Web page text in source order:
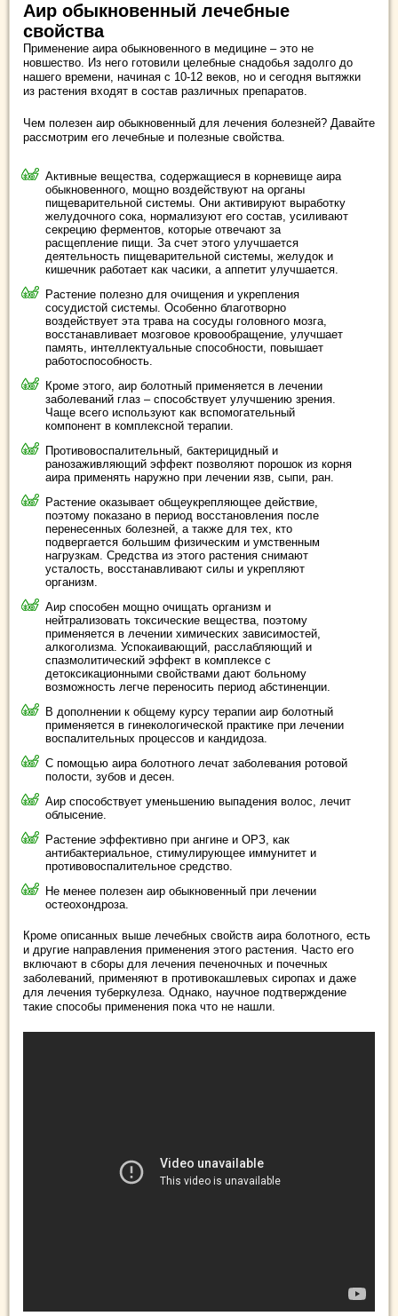
Аир обыкновенный лечебные
свойства
Применение аира обыкновенного в медицине – это не
новшество. Из него готовили целебные снадобья задолго до
нашего времени, начиная с 10-12 веков, но и сегодня вытяжки
из растения входят в состав различных препаратов.
Чем полезен аир обыкновенный для лечения болезней? Давайте
рассмотрим его лечебные и полезные свойства.
Активные вещества, содержащиеся в корневище аира
обыкновенного, мощно воздействуют на органы
пищеварительной системы. Они активируют выработку
желудочного сока, нормализуют его состав, усиливают
секрецию ферментов, которые отвечают за
расщепление пищи. За счет этого улучшается
деятельность пищеварительной системы, желудок и
кишечник работает как часики, а аппетит улучшается.
Растение полезно для очищения и укрепления
сосудистой системы. Особенно благотворно
воздействует эта трава на сосуды головного мозга,
восстанавливает мозговое кровообращение, улучшает
память, интеллектуальные способности, повышает
работоспособность.
Кроме этого, аир болотный применяется в лечении
заболеваний глаз – способствует улучшению зрения.
Чаще всего используют как вспомогательный
компонент в комплексной терапии.
Противовоспалительный, бактерицидный и
ранозаживляющий эффект позволяют порошок из корня
аира применять наружно при лечении язв, сыпи, ран.
Растение оказывает общеукрепляющее действие,
поэтому показано в период восстановления после
перенесенных болезней, а также для тех, кто
подвергается большим физическим и умственным
нагрузкам. Средства из этого растения снимают
усталость, восстанавливают силы и укрепляют
организм.
Аир способен мощно очищать организм и
нейтрализовать токсические вещества, поэтому
применяется в лечении химических зависимостей,
алкоголизма. Успокаивающий, расслабляющий и
спазмолитический эффект в комплексе с
детоксикационными свойствами дают больному
возможность легче переносить период абстиненции.
В дополнении к общему курсу терапии аир болотный
применяется в гинекологической практике при лечении
воспалительных процессов и кандидоза.
С помощью аира болотного лечат заболевания ротовой
полости, зубов и десен.
Аир способствует уменьшению выпадения волос, лечит
облысение.
Растение эффективно при ангине и ОРЗ, как
антибактериальное, стимулирующее иммунитет и
противовоспалительное средство.
Не менее полезен аир обыкновенный при лечении
остеохондроза.
Кроме описанных выше лечебных свойств аира болотного, есть
и другие направления применения этого растения. Часто его
включают в сборы для лечения печеночных и почечных
заболеваний, применяют в противокашлевых сиропах и даже
для лечения туберкулеза. Однако, научное подтверждение
такие способы применения пока что не нашли.